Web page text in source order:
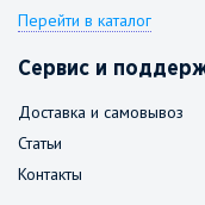
Перейти в каталог
Сервис и
Доставка и самовывоз
Статьи
Контакты